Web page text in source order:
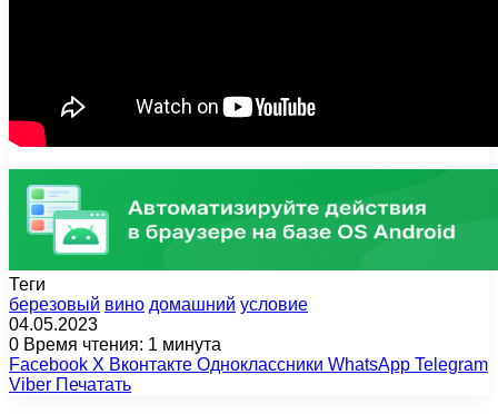
Теги
березовый вино домашний условие
04.05.2023
0 Время чтения: 1 минута
Facebook X Вконтакте Одноклассники WhatsApp Telegram
Viber Печатать